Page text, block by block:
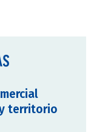
y territorio